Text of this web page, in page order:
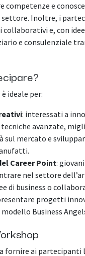
competenze e
Inoltre, i
e, con idee
e consulenziale
ideale per:
: interessati a
avanzate,
mercato e
Career Point:
nel settore
di business o
progetti
Business
fornire ai partecipanti